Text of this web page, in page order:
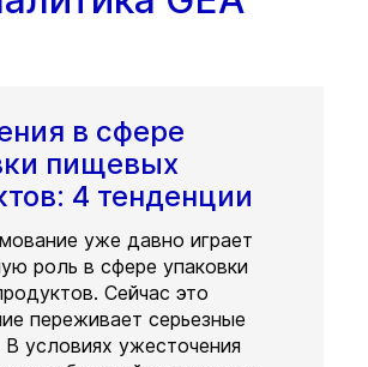
в сфере
пищевых
4 тенденции
уже давно играет
роль в сфере упаковки
Сейчас это
переживает серьезные
условиях ужесточения